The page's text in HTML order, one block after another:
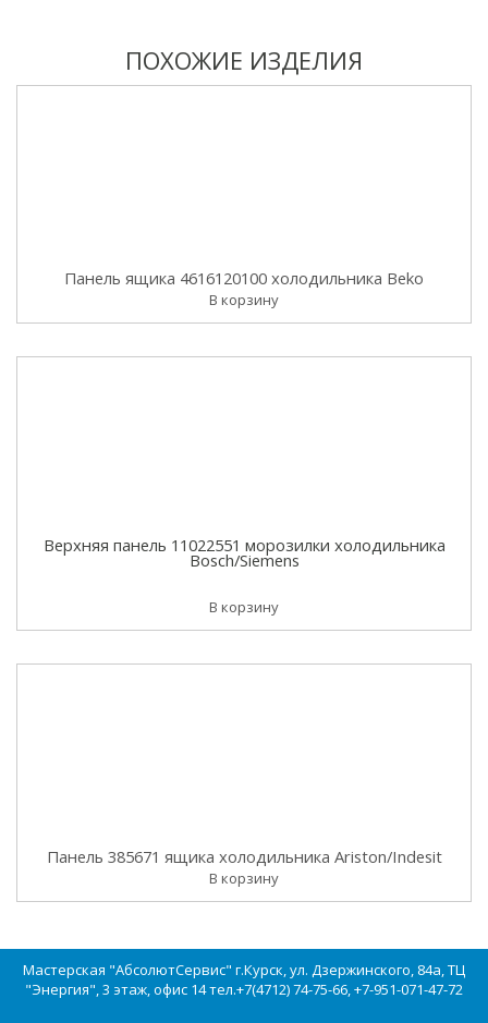
ПОХОЖИЕ ИЗДЕЛИЯ
Панель ящика 4616120100 холодильника Beko
В корзину
Верхняя панель 11022551 морозилки холодильника
Bosch/Siemens
В корзину
Панель 385671 ящика холодильника Ariston/Indesit
В корзину
Мастерская "АбсолютСервис" г.Курск, ул. Дзержинского, 84а, ТЦ
"Энергия", 3 этаж, офис 14 тел.+7(4712) 74-75-66, +7-951-071-47-72